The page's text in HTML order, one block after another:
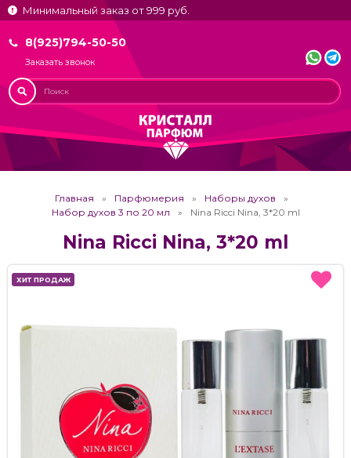
Минимальный заказ от 999 руб.
8(925)794-50-50
Заказать звонок
Главная Парфюмерия
Наборы духов
Набор духов 3 по 20 мл
Nina Ricci Nina, 3*20 ml
Nina Ricci Nina, 3*20 ml
ХИТ ПРОДАЖ
ХИТ ПРОДАЖ